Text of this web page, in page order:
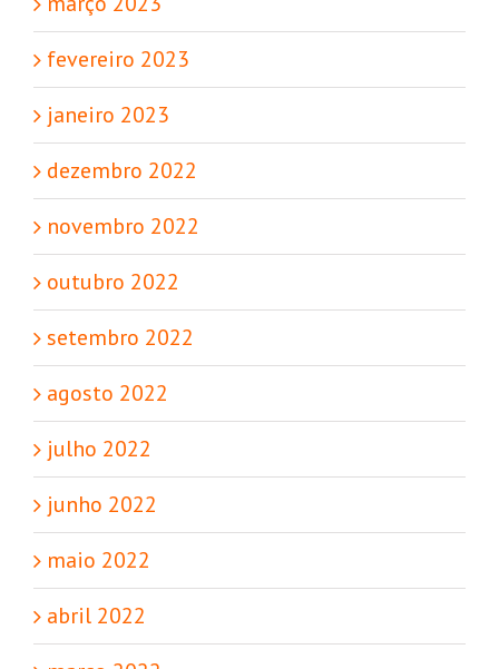
fevereiro 2023
janeiro 2023
dezembro 2022
novembro 2022
outubro 2022
setembro 2022
agosto 2022
julho 2022
junho 2022
maio 2022
abril 2022